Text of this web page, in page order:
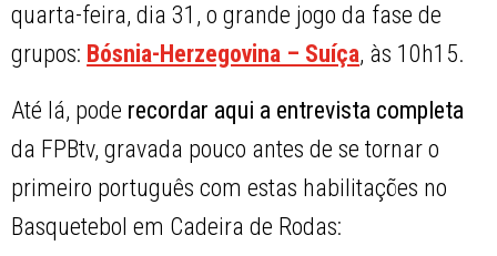
quarta-feira, dia 31, o grande jogo da fase de
grupos: Bósnia-Herzegovina – Suíça, às 10h15.
Até lá, pode recordar aqui a entrevista completa
da FPBtv, gravada pouco antes de se tornar o
primeiro português com estas habilitações no
Basquetebol em Cadeira de Rodas: